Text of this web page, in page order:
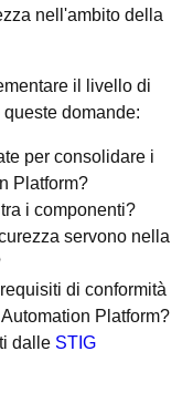
nell'ambito della
il livello di
domande:
per consolidare i
Platform?
i componenti?
servono nella
di conformità
Platform?
dalle STIG